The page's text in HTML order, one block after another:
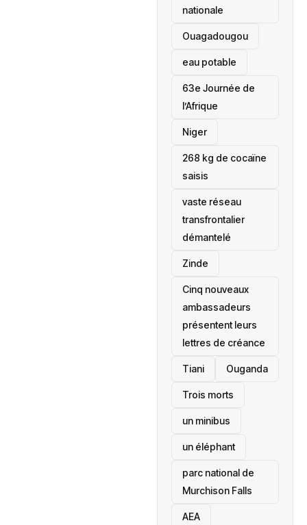
nationale
‎Ouagadougou
eau potable
63e Journée de
l’Afrique
‎Niger
268 kg de cocaïne
saisis
vaste réseau
transfrontalier
démantelé
Zinde
Cinq nouveaux
ambassadeurs
présentent leurs
lettres de créance
Tiani ‎Ouganda
Trois morts
un minibus
un éléphant
parc national de
Murchison Falls
AEA